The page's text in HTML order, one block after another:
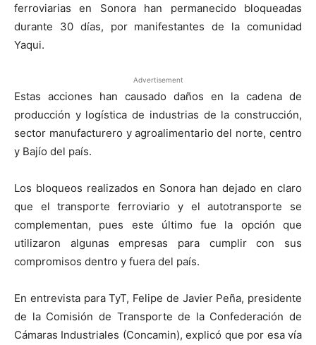
ferroviarias en Sonora han permanecido bloqueadas
durante 30 días, por manifestantes de la comunidad
Yaqui.
Advertisement
Estas acciones han causado daños en la cadena de
producción y logística de industrias de la construcción,
sector manufacturero y agroalimentario del norte, centro
y Bajío del país.
Los bloqueos realizados en Sonora han dejado en claro
que el transporte ferroviario y el autotransporte se
complementan, pues este último fue la opción que
utilizaron algunas empresas para cumplir con sus
compromisos dentro y fuera del país.
En entrevista para TyT, Felipe de Javier Peña, presidente
de la Comisión de Transporte de la Confederación de
Cámaras Industriales (Concamin), explicó que por esa vía